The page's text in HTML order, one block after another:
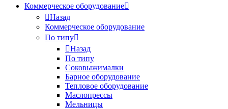
Коммерческое оборудование
Назад
Коммерческое оборудование
По типу
Назад
По типу
Соковыжималки
Барное оборудование
Тепловое оборудование
Маслопрессы
Мельницы